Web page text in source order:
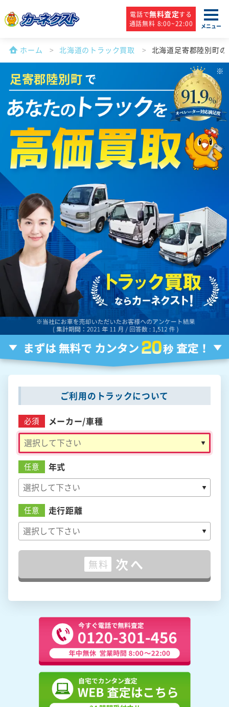
電話で無料査定する
通話無料 8:00~22:00
メニュー
ホーム 北海道のトラック買取 北海道足寄郡陸別町
足寄郡陸別町で
ご利用のトラックについて
必須 メーカー/車種
任意 年式
任意 走行距離
無料 次へ